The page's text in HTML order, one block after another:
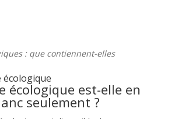
: que contiennent-elles
écologique
écologique est-elle en
seulement ?